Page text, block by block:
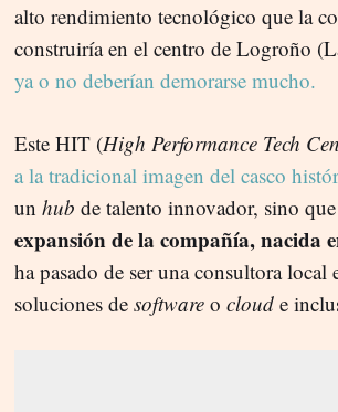
alto rendimiento tecnológico que la
construiría en el centro de Logroño
ya o no deberían demorarse mucho.
Este HIT (High Performance Tech
a la tradicional imagen del casco
un hub de talento innovador, sino
expansión de la compañía, nacida
ha pasado de ser una consultora local
soluciones de software o cloud e